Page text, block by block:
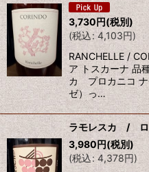
3,730円(税別)
(税込: 4,103円)
RANCHELLE /
ア トスカーナ 品
カ プロカニコ ナ
ゼ）っ…
ラモレスカ /
3,980円(税別)
(税込: 4,378円)